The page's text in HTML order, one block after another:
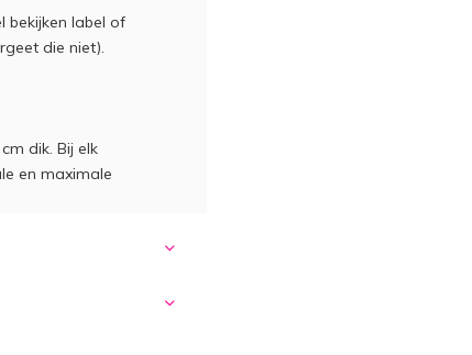
bekijken label of
die niet).
dik. Bij elk
en maximale